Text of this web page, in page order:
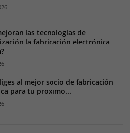
las tecnologías de
la fabricación electrónica
al mejor socio de fabricación
para tu próximo...